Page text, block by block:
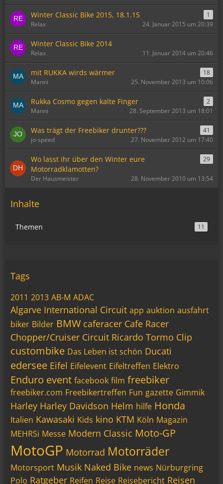
Winter Classic Bike 2015, 18.1.15
1
Relax
24. Januar 2015 um 20:39
Winter Classic Bike 2014
Relax 11. Januar 2014 um 20:46
mit RUKKA wirds wärmer
18
Manni
25. November 2013 um 10:06
Rukka Cosmo gegen kalte Finger
2
Manni
28. September 2013 um 18:01
Was trägt der Freebiker drunter???
41
jo-speed
27. November 2012 um 17:40
Wo lasst ihr über den Winter eure
Motorradklamotten?
29
Der Hausmeister 28. November 2010 um 13:54
Inhalte
Themen 11
Tags
2011 2013 AB-M ADAC
Algarve International Circuit app auktion ausfahrt
biker Bilder BMW caferacer Cafe Racer
Chopper/Cruiser Circuit Ricardo Tormo Clip
custombike Das Leben ist schön Ducati
edersee Eifel Eifelevent Eifeltreffen Elektro
Enduro event facebook film freebiker
freebiker.com Freebikertreffen Fun gazette Gimmik
Harley Harley Davidson Helm hilfe Honda
Italien Kawasaki Kids kino KTM Köln Magazin
MEHRSi Messe Modern Classic Moto-GP
MotoGP Motorrad Motorräder
Motorsport Musik Naked Bike news Nürburgring
Polo Ratgeber Reifen Reise Reisebericht Reisen